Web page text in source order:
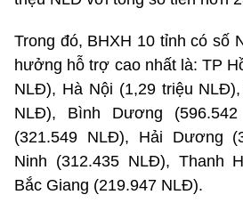
Trong đó, BHXH 10 tỉnh có số
hưởng hỗ trợ cao nhất là: TP
NLĐ), Hà Nội (1,29 triệu
NLĐ), Bình Dương
(321.549 NLĐ), Hải Dương
Ninh (312.435 NLĐ), Thanh
Bắc Giang (219.947 NLĐ).